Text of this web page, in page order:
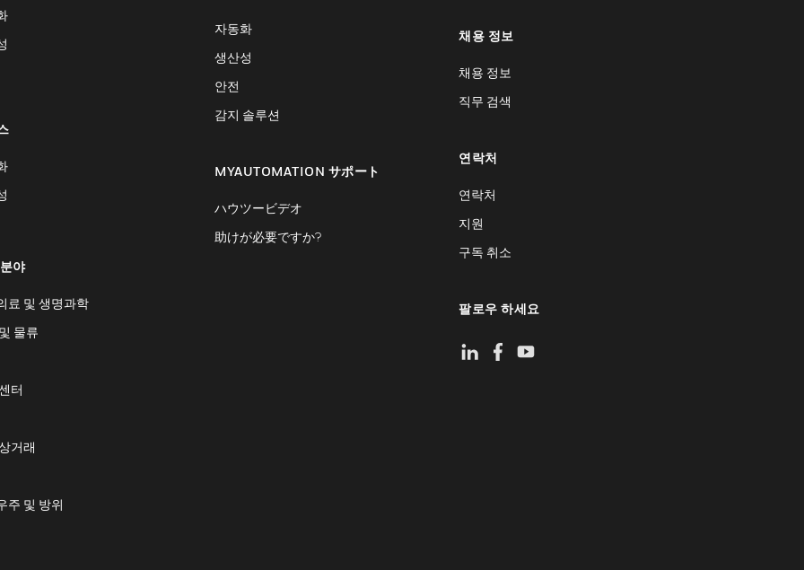
야
료 및 생명과학
물류
터
거래
주 및 방위
자동화
생산성
안전
감지 솔루션
MYAUTOMATION サポート
ハウツービデオ
助けが必要ですか?
채용 정보
채용 정보
직무 검색
연락처
연락처
지원
구독 취소
팔로우 하세요